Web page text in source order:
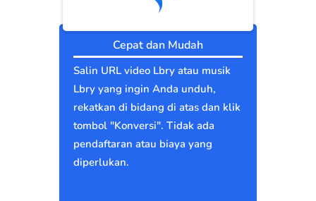
Cepat dan Mudah
Salin URL video Lbry atau musik
Lbry yang ingin Anda unduh,
rekatkan di bidang di atas dan klik
tombol "Konversi". Tidak ada
pendaftaran atau biaya yang
diperlukan.